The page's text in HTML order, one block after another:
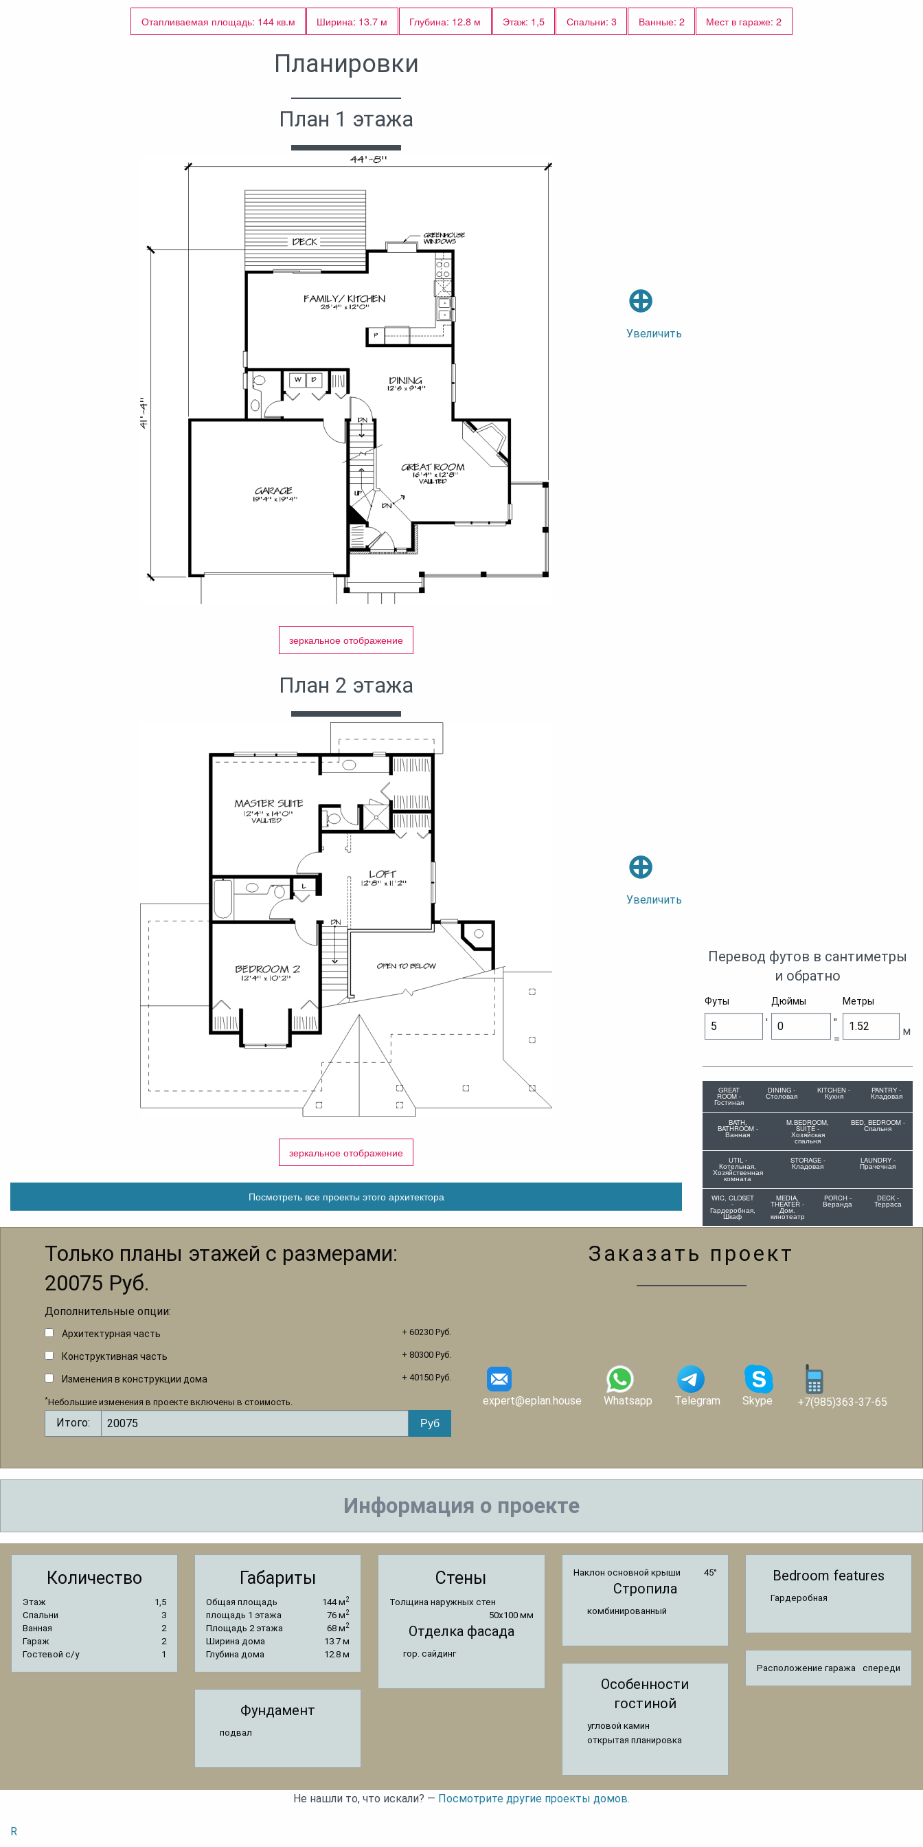
Отапливаемая площадь: 144 кв.м Ширина: 13.7 м Глубина: 12.8 м Этаж: 1,5 Спальни: 3 Ванные: 2 Мест в гараже: 2
Планировки
План 1 этажа
⊕
Увеличить
зеркальное отображение
План 2 этажа
⊕
Увеличить
зеркальное отображение
Посмотреть все проекты этого архитектора
Перевод футов в сантиметры
и обратно
Футы Дюймы Метры
'
"
=
м
GREAT
ROOM -
Гостиная
DINING -
Столовая
KITCHEN -
Кухня
PANTRY -
Кладовая
BATH,
BATHROOM -
Ванная
M.BEDROOM,
SUITE -
Хозяйская
спальня
BED, BEDROOM -
Спальня
UTIL -
Котельная,
Хозяйственная
комната
STORAGE -
Кладовая
LAUNDRY -
Прачечная
WIC, CLOSET
-
Гардеробная,
Шкаф
MEDIA,
THEATER -
Дом.
кинотеатр
PORCH -
Веранда
DECK -
Терраса
Только планы этажей с размерами:
20075 Руб.
Дополнительные опции:
Архитектурная часть + 60230 Руб.
Конструктивная часть + 80300 Руб.
Изменения в конструкции дома + 40150 Руб.
*Небольшие изменения в проекте включены в стоимость.
Итого:
Заказать проект
expert@eplan.house Whatsapp Telegram Skype +7(985)363-37-65
Информация о проекте
Количество
Этаж
1,5
Спальни
3
Ванная
2
Гараж
2
Гостевой с/y
1
Габариты
Общая площадь 144 м2
площадь 1 этажа 76 м2
Площадь 2 этажа 68 м2
Ширина дома
13.7 м
Глубина дома
12.8 м
Фундамент
подвал
Стены
Толщина наружных стен
50x100 мм
Отделка фасада
гор. сайдинг
Наклон основной крыши 45°
Стропила
комбинированный
Особенности
гостиной
угловой камин
открытая планировка
Bedroom features
Гардеробная
Расположение гаража спереди
Не нашли то, что искали? — Посмотрите другие проекты домов.
R